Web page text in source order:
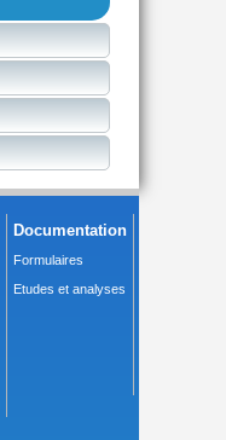
Documentation
Formulaires
Etudes et analyses